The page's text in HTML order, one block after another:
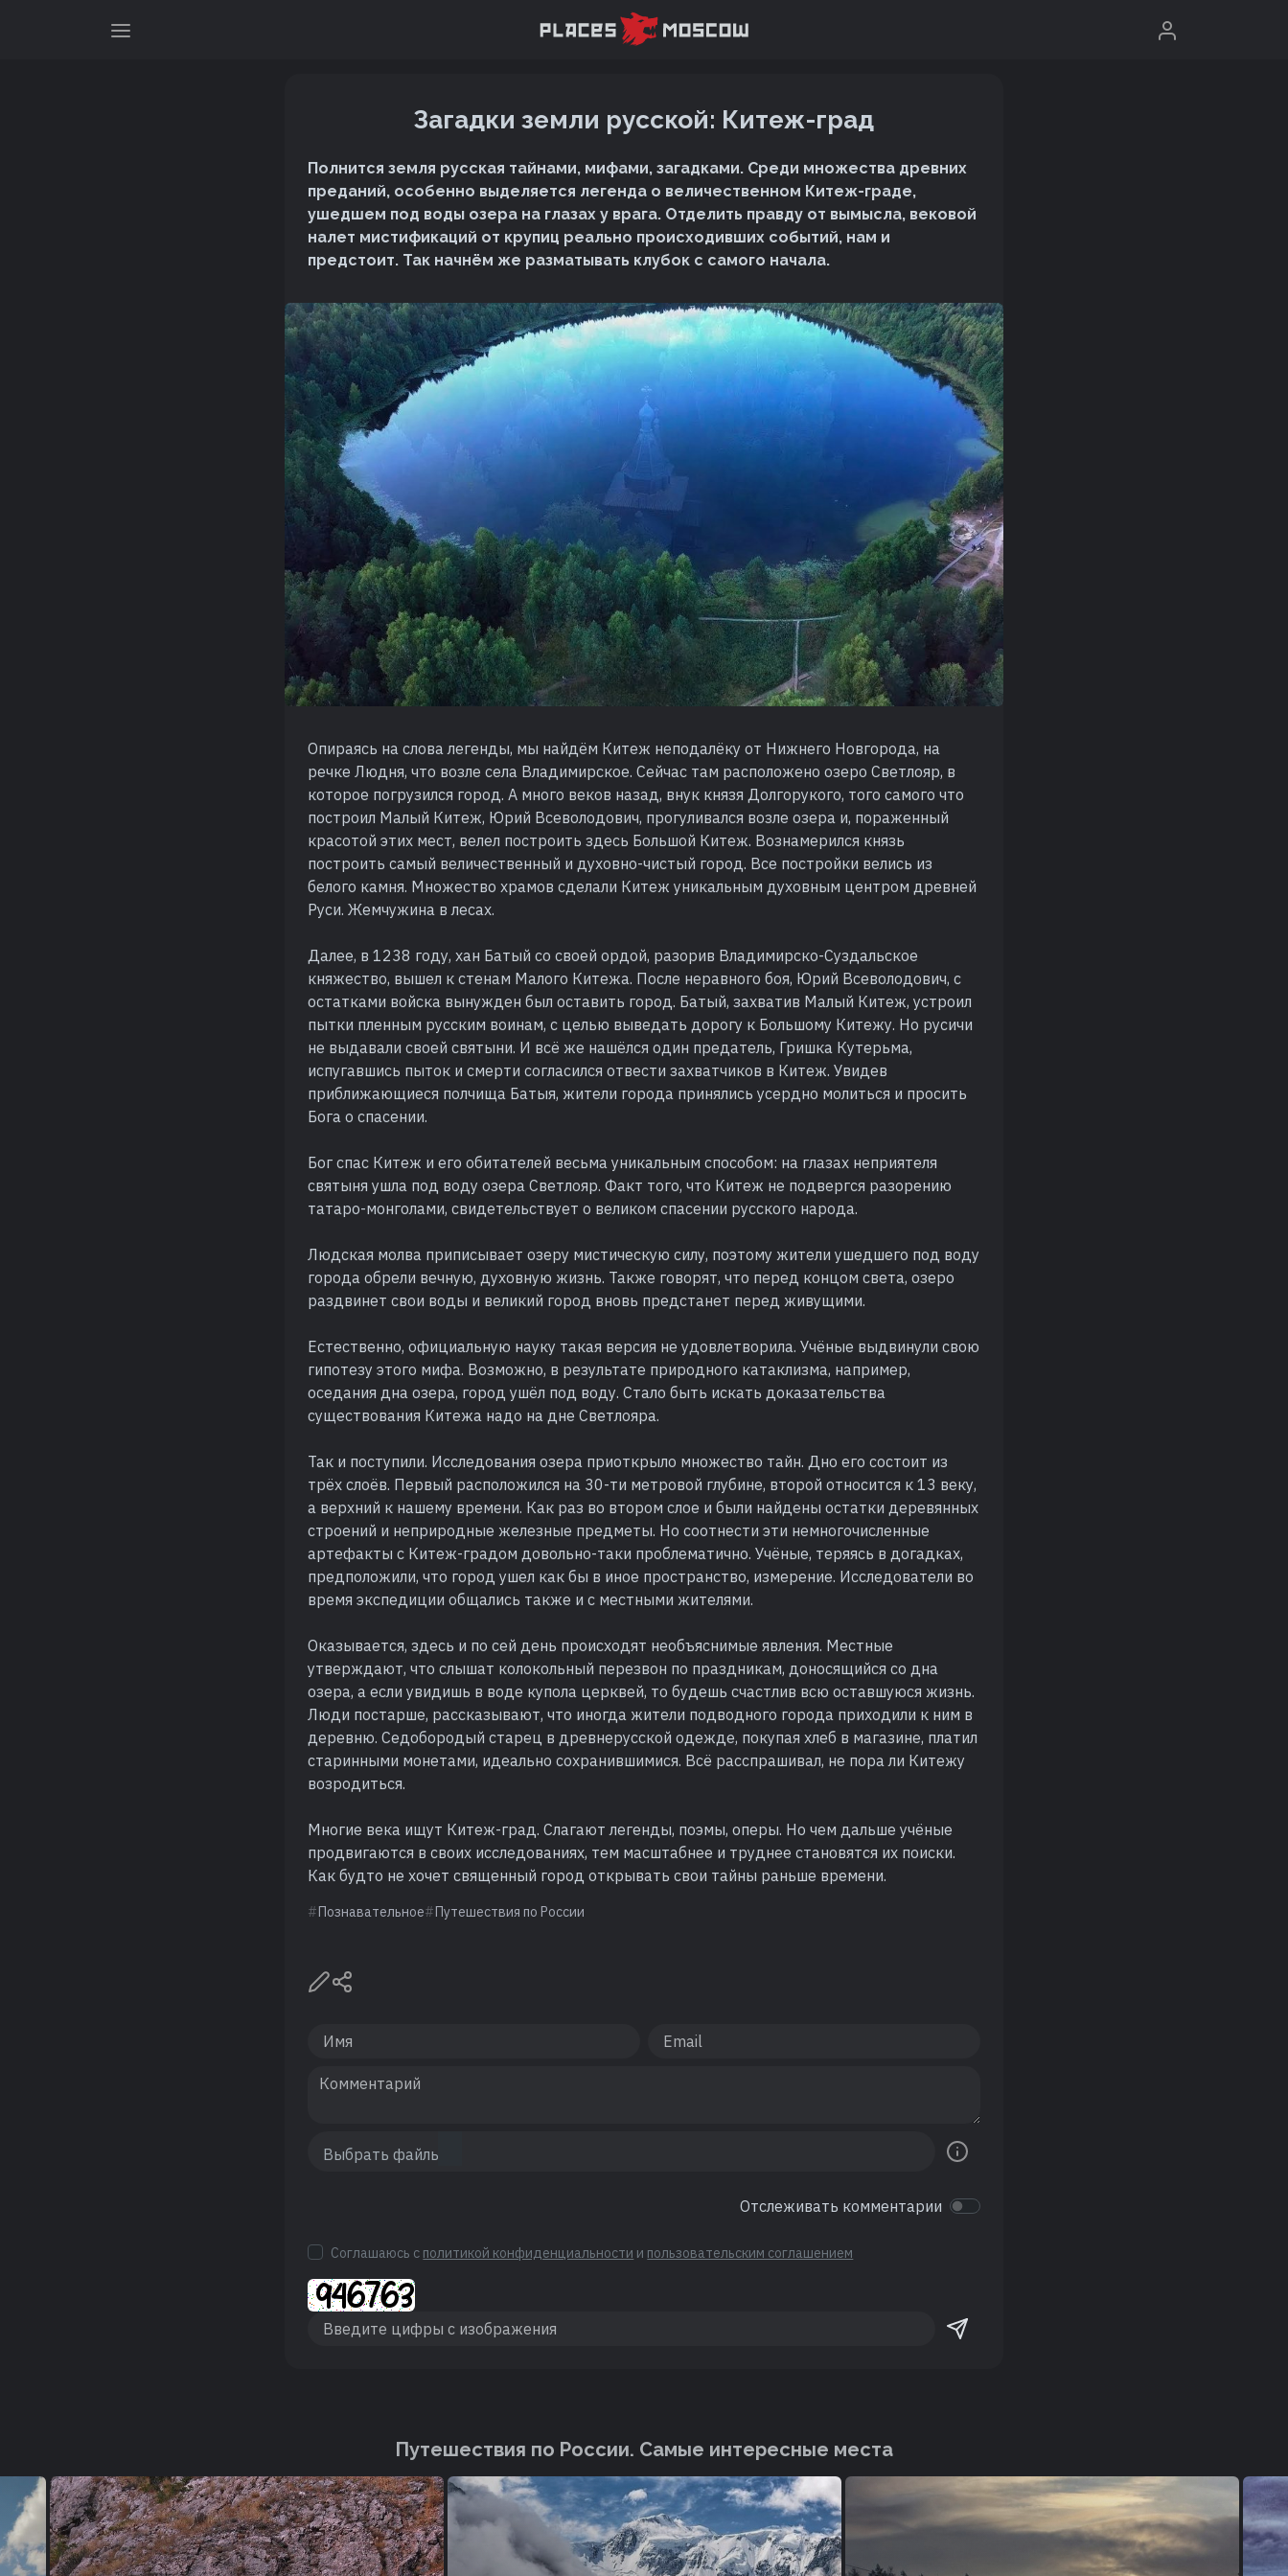
Загадки земли русской: Китеж-град
Полнится земля русская тайнами, мифами, загадками. Среди множества древних
преданий, особенно выделяется легенда о величественном Китеж-граде,
ушедшем под воды озера на глазах у врага. Отделить правду от вымысла, вековой
налет мистификаций от крупиц реально происходивших событий, нам и
предстоит. Так начнём же разматывать клубок с самого начала.
Опираясь на слова легенды, мы найдём Китеж неподалёку от Нижнего Новгорода, на
речке Людня, что возле села Владимирское. Сейчас там расположено озеро Светлояр, в
которое погрузился город. А много веков назад, внук князя Долгорукого, того самого что
построил Малый Китеж, Юрий Всеволодович, прогуливался возле озера и, пораженный
красотой этих мест, велел построить здесь Большой Китеж. Вознамерился князь
построить самый величественный и духовно-чистый город. Все постройки велись из
белого камня. Множество храмов сделали Китеж уникальным духовным центром древней
Руси. Жемчужина в лесах.
Далее, в 1238 году, хан Батый со своей ордой, разорив Владимирско-Суздальское
княжество, вышел к стенам Малого Китежа. После неравного боя, Юрий Всеволодович, с
остатками войска вынужден был оставить город. Батый, захватив Малый Китеж, устроил
пытки пленным русским воинам, с целью выведать дорогу к Большому Китежу. Но русичи
не выдавали своей святыни. И всё же нашёлся один предатель, Гришка Кутерьма,
испугавшись пыток и смерти согласился отвести захватчиков в Китеж. Увидев
приближающиеся полчища Батыя, жители города принялись усердно молиться и просить
Бога о спасении.
Бог спас Китеж и его обитателей весьма уникальным способом: на глазах неприятеля
святыня ушла под воду озера Светлояр. Факт того, что Китеж не подвергся разорению
татаро-монголами, свидетельствует о великом спасении русского народа.
Людская молва приписывает озеру мистическую силу, поэтому жители ушедшего под воду
города обрели вечную, духовную жизнь. Также говорят, что перед концом света, озеро
раздвинет свои воды и великий город вновь предстанет перед живущими.
Естественно, официальную науку такая версия не удовлетворила. Учёные выдвинули свою
гипотезу этого мифа. Возможно, в результате природного катаклизма, например,
оседания дна озера, город ушёл под воду. Стало быть искать доказательства
существования Китежа надо на дне Светлояра.
Так и поступили. Исследования озера приоткрыло множество тайн. Дно его состоит из
трёх слоёв. Первый расположился на 30-ти метровой глубине, второй относится к 13 веку,
а верхний к нашему времени. Как раз во втором слое и были найдены остатки деревянных
строений и неприродные железные предметы. Но соотнести эти немногочисленные
артефакты с Китеж-градом довольно-таки проблематично. Учёные, теряясь в догадках,
предположили, что город ушел как бы в иное пространство, измерение. Исследователи во
время экспедиции общались также и с местными жителями.
Оказывается, здесь и по сей день происходят необъяснимые явления. Местные
утверждают, что слышат колокольный перезвон по праздникам, доносящийся со дна
озера, а если увидишь в воде купола церквей, то будешь счастлив всю оставшуюся жизнь.
Люди постарше, рассказывают, что иногда жители подводного города приходили к ним в
деревню. Седобородый старец в древнерусской одежде, покупая хлеб в магазине, платил
старинными монетами, идеально сохранившимися. Всё расспрашивал, не пора ли Китежу
возродиться.
Многие века ищут Китеж-град. Слагают легенды, поэмы, оперы. Но чем дальше учёные
продвигаются в своих исследованиях, тем масштабнее и труднее становятся их поиски.
Как будто не хочет священный город открывать свои тайны раньше времени.
Познавательное Путешествия по России
Отслеживать комментарии
Соглашаюсь с политикой конфиденциальности и пользовательским соглашением
Путешествия по России. Cамые интересные места